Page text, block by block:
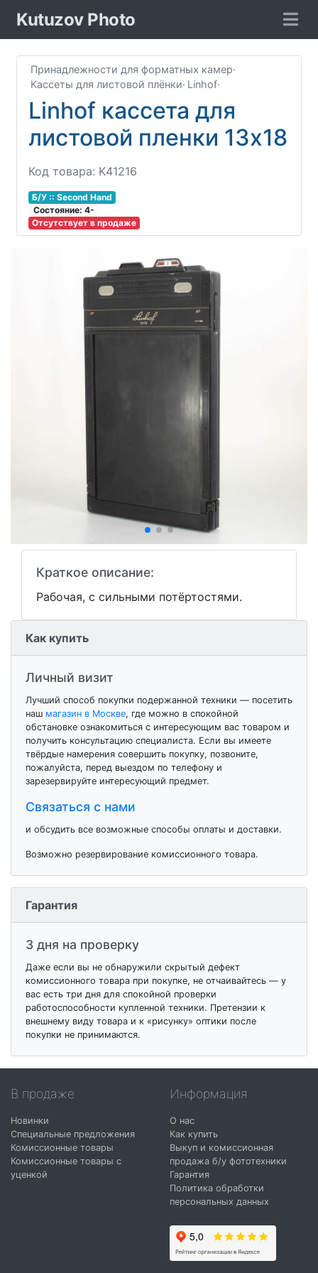
Kutuzov Photo
Принадлежности для форматных камер·
Кассеты для листовой плёнки· Linhof·
Linhof кассета для
листовой пленки 13x18
Код товара: K41216
Б/У :: Second Hand
Соcтояние: 4-
Отсутствует в продаже
Краткое описание:
Рабочая, с сильными потёртостями.
Как купить
Личный визит
Лучший способ покупки подержанной техники — посетить
наш магазин в Москве, где можно в спокойной
обстановке ознакомиться с интересующим вас товаром и
получить консультацию специалиста. Если вы имеете
твёрдые намерения совершить покупку, позвоните,
пожалуйста, перед выездом по телефону и
зарезервируйте интересующий предмет.
Связаться с нами
и обсудить все возможные способы оплаты и доставки.
Возможно резервирование комиссионного товара.
Гарантия
3 дня на проверку
Даже если вы не обнаружили скрытый дефект
комиссионного товара при покупке, не отчаивайтесь — у
вас есть три дня для спокойной проверки
работоспособности купленной техники. Претензии к
внешнему виду товара и к «рисунку» оптики после
покупки не принимаются.
В продаже
Новинки
Специальные предложения
Комиссионные товары
Комиссионные товары с
уценкой
Информация
О нас
Как купить
Выкуп и комиссионная
продажа б/у фототехники
Гарантия
Политика обработки
персональных данных